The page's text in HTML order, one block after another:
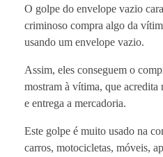
O golpe do envelope vazio
criminoso compra algo da
usando um envelope vazio.
Assim, eles conseguem o
mostram à vítima, que
e entrega a mercadoria.
Este golpe é muito usado na
carros, motocicletas, móveis,